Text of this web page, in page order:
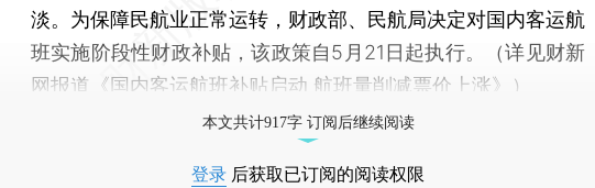
淡。为保障民航业正常运转，财政部、民航局决定对国内客运航
班实施阶段性财政补贴，该政策自5月21日起执行。（详见财新
网报道《国内客运航班补贴启动 航班量削减票价上涨》）
本文共计917字 订阅后继续阅读
登录 后获取已订阅的阅读权限